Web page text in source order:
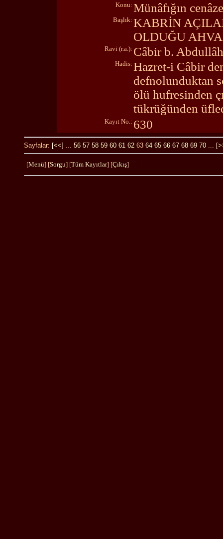
Konu: Münâfığın
Başlık: KABRİN
OLDUĞU
Ravi (r.a.): Câbir b. Abdullâh
Hadis: Hazret-i Câbir
defnolunduktan
ölü hufresinden
tükrüğünden
Kayıt No.: 630
Sayfalar: [<<] ... 56 57 58 59 60 61 62 63 64 65 66 67 68 69 70 ...
[Menü] [Sorgu] [Tüm Kayıtlar] [Çıkış]